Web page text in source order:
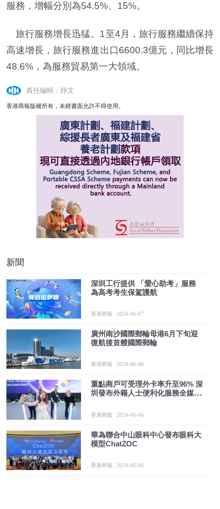
服務，增幅分別為54.5%、15%。
旅行服務增長迅猛。1至4月，旅行服務繼續保持
高速增長，旅行服務進出口6600.3億元，同比增長
48.6%，為服務貿易第一大領域。
責任編輯：靜文
香港商報版權所有，未經書面允許不得使用。
新聞
深圳工行提供 「愛心助考」服務
為高考考生保駕護航
香港商報 2024-06-07
廣州南沙國際郵輪母港6月下旬迎
復航後首艘國際郵輪
香港商報 2024-06-06
重點商戶可受理外卡率升至96% 深
圳發布外籍人士便利化服務全媒體
香港商報 2024-06-06
華為聯合中山眼科中心發布眼科大
模型ChatZOC
香港商報 2024-06-06